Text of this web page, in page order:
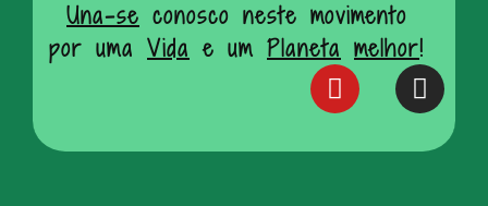
Una-se conosco neste movimento
por uma Vida e um Planeta melhor!